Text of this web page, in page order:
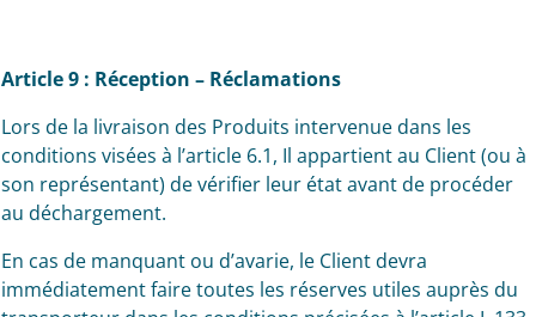
Article 9 : Réception – Réclamations
Lors de la livraison des Produits intervenue dans les
conditions visées à l’article 6.1, Il appartient au Client (ou à
son représentant) de vérifier leur état avant de procéder
au déchargement.
En cas de manquant ou d’avarie, le Client devra
immédiatement faire toutes les réserves utiles auprès du